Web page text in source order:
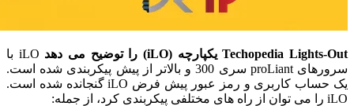
Techopedia Lights-Out یکپارچه (iLO) را توضیح می دهد
iLO با
سرورهای proLiant سری 300 و بالاتر از پیش پیکربندی شده است.
یک حساب کاربری و رمز عبور پیش فرض iLO گنجانده شده است.
iLO را می توان از راه های مختلفی پیکربندی کرد، از جمله: